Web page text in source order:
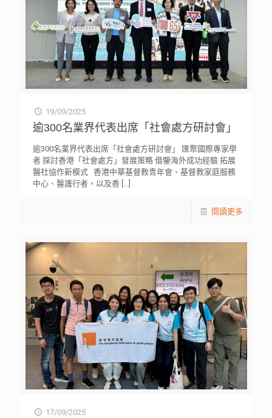
19/09/2025
逾300名業界代表出席「社會處方研討會」
逾300名業界代表出席「社會處方研討會」 匯聚國際專家學
者 探討香港「社會處方」發展策略 借鑒海外成功經驗 拓展
醫社協作新模式 香港中華基督教青年會、基督教家庭服務
中心、醫護行者，以及香[…]
閱讀更多
17/09/2025